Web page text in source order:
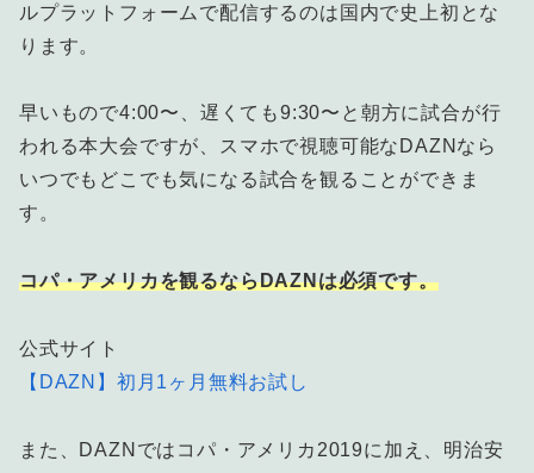
ルプラットフォームで配信するのは国内で史上初とな
ります。
早いもので4:00〜、遅くても9:30〜と朝方に試合が行
われる本大会ですが、スマホで視聴可能なDAZNなら
いつでもどこでも気になる試合を観ることができま
す。
コパ・アメリカを観るならDAZNは必須です。
公式サイト
【DAZN】初月1ヶ月無料お試し
また、DAZNではコパ・アメリカ2019に加え、明治安